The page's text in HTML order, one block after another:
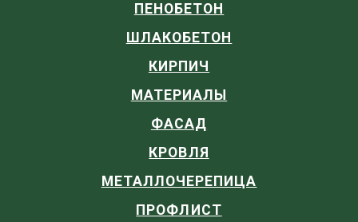
ПЕНОБЕТОН
ШЛАКОБЕТОН
КИРПИЧ
МАТЕРИАЛЫ
ФАСАД
КРОВЛЯ
МЕТАЛЛОЧЕРЕПИЦА
ПРОФЛИСТ